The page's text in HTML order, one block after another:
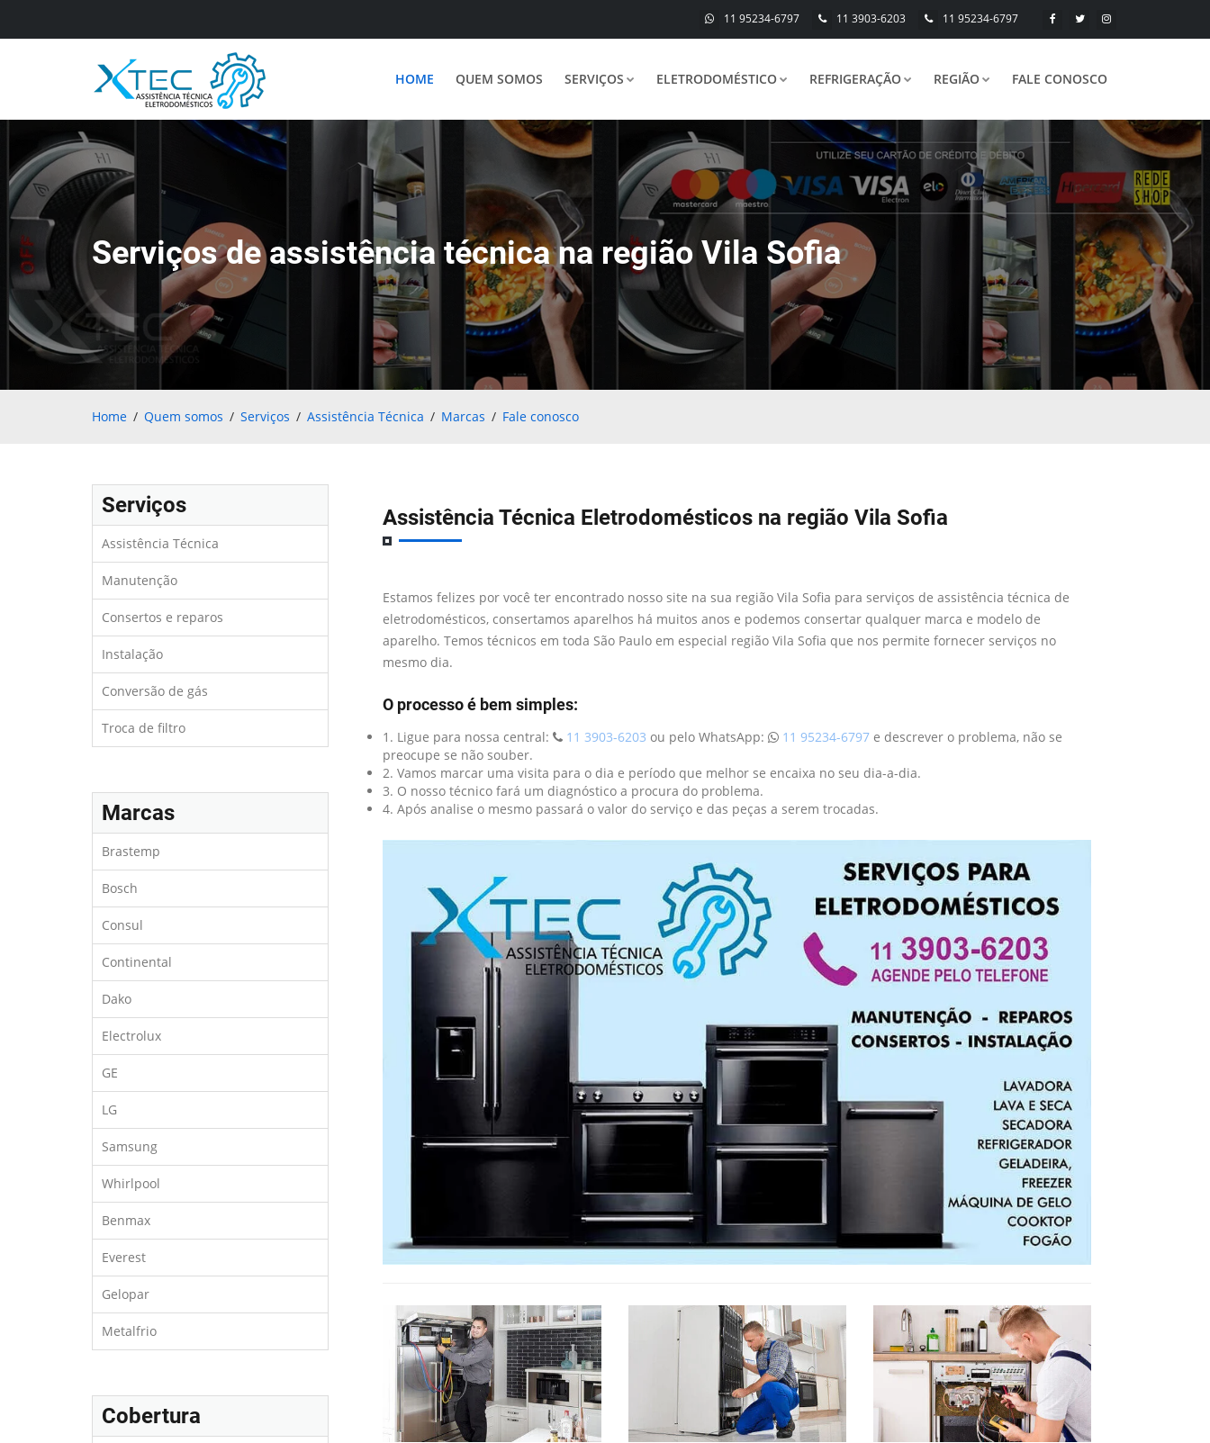
11 95234-6797 11 3903-6203 11 95234-6797
HOME QUEM SOMOS SERVIÇOS ELETRODOMÉSTICO REFRIGERAÇÃO REGIÃO FALE CONOSCO
Serviços de assistência técnica na região Vila Sofia
Home Quem somos Serviços Assistência Técnica Marcas Fale conosco
Serviços
Assistência Técnica
Manutenção
Consertos e reparos
Instalação
Conversão de gás
Troca de filtro
Marcas
Brastemp
Bosch
Consul
Continental
Dako
Electrolux
GE
LG
Samsung
Whirlpool
Benmax
Everest
Gelopar
Metalfrio
Cobertura
Assistência Técnica Eletrodomésticos na região Vila Sofia
Estamos felizes por você ter encontrado nosso site na sua região Vila Sofia para serviços de assistência técnica de
eletrodomésticos, consertamos aparelhos há muitos anos e podemos consertar qualquer marca e modelo de
aparelho. Temos técnicos em toda São Paulo em especial região Vila Sofia que nos permite fornecer serviços no
mesmo dia.
O processo é bem simples:
1. Ligue para nossa central: 11 3903-6203 ou pelo WhatsApp: 11 95234-6797e descrever o problema, não se
preocupe se não souber.
2. Vamos marcar uma visita para o dia e período que melhor se encaixa no seu dia-a-dia.
3. O nosso técnico fará um diagnóstico a procura do problema.
4. Após analise o mesmo passará o valor do serviço e das peças a serem trocadas.